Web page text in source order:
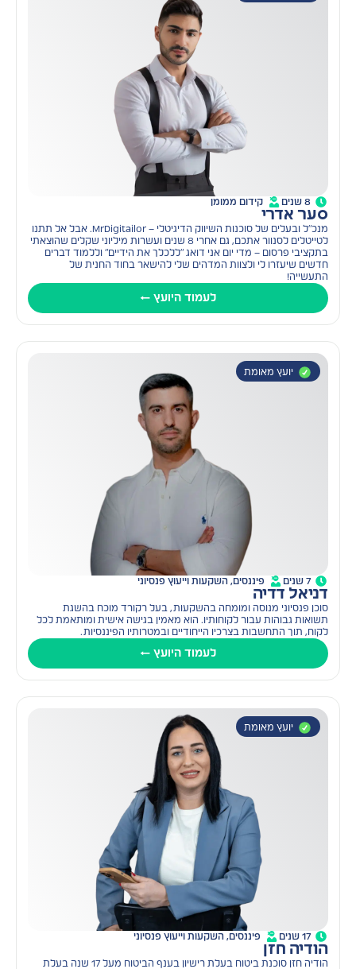
8 שנים קידום ממומן
סער אדרי
מנכ"ל ובעלים של סוכנות השיווק הדיגיטלי – MrDigitailor. אבל אל תתנו
לטייטלים לסנוור אתכם, גם אחרי 8 שנים ועשרות מיליוני שקלים שהוצאתי
בתקציבי פרסום – מדי יום אני דואג ״ללכלך את הידיים״ וללמוד דברים
חדשים שיעזרו לי ולצוות המדהים שלי להישאר בחוד החנית של
התעשייה!
לעמוד היועץ ←
יועץ מאומת
7 שנים פיננסים, השקעות וייעוץ פנסיוני
דניאל דדיה
סוכן פנסיוני מנוסה ומומחה בהשקעות, בעל רקורד מוכח בהשגת
תשואות גבוהות עבור לקוחותיו. הוא מאמין בגישה אישית ומותאמת לכל
לקוח, תוך התחשבות בצרכיו הייחודיים ובמטרותיו הפיננסיות.
לעמוד היועץ ←
יועץ מאומת
17 שנים פיננסים, השקעות וייעוץ פנסיוני
הודיה חזן
הודיה חזן סוכנת ביטוח בעלת רישיון בענף הביטוח מעל 17 שנה בעלת